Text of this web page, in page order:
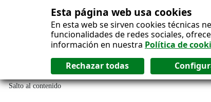
Esta página web usa cookies
En esta web se sirven cookies técnicas
funcionalidades de redes sociales,
información en nuestra Política de
Salto al contenido